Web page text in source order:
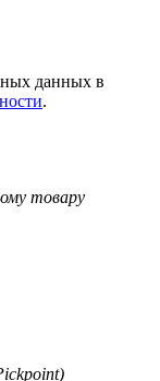
данных в
.